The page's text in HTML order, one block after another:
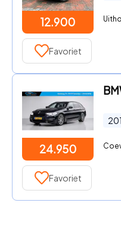
12.900
Favoriet
24.950
Favoriet